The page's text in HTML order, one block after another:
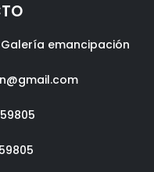
emancipación